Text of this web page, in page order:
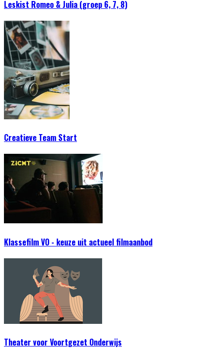
Leskist Romeo & Julia (groep 6, 7, 8)
Creatieve Team Start
Klassefilm VO - keuze uit actueel filmaanbod
Theater voor Voortgezet Onderwijs